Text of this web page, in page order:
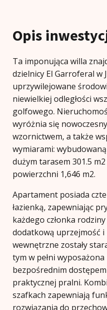
Opis
Ta imponująca willa
dzielnicy El Garroferal w
uprzywilejowane
niewielkiej odległości
golfowego.
wyróżnia się
wzornictwem, a także
wymiarami:
dużym tarasem 301.5
powierzchni 1,646 m2.
Apartament posiada
łazienką, zapewniając
każdego członka
dodatkową uprzejmość i
wewnętrzne zostały
tym w pełni
bezpośrednim
praktycznej pralni.
szafkach zapewniają
rozwiązania do